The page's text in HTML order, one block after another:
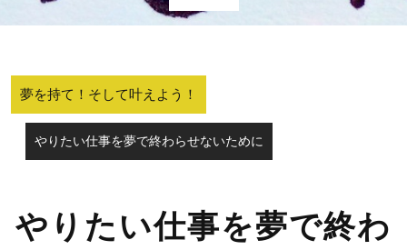
夢を持て！そして叶えよう！
やりたい仕事を夢で終わらせないために
やりたい仕事を夢で終わ